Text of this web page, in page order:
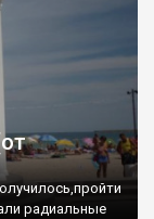
радиальные